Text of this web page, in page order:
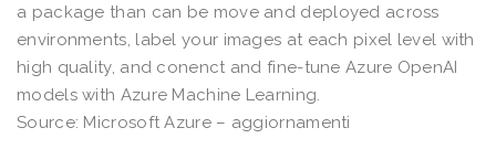
a package than can be move and deployed across
environments, label your images at each pixel level with
high quality, and conenct and fine-tune Azure OpenAI
models with Azure Machine Learning.
Source: Microsoft Azure – aggiornamenti